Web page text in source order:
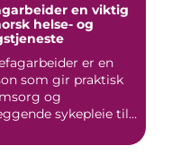
en viktig
helse- og
er en
som gir praktisk
og
sykepleie til